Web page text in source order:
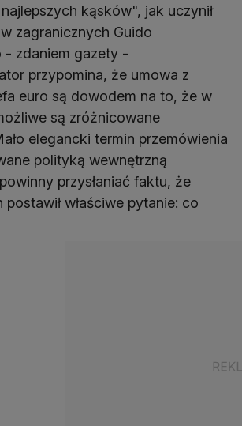
kąsków", jak uczynił
zagranicznych Guido
- zdaniem gazety -
przypomina, że umowa z
euro są dowodem na to, że w
są zróżnicowane
elegancki termin przemówienia
polityką wewnętrzną
przysłaniać faktu, że
właściwe pytanie: co